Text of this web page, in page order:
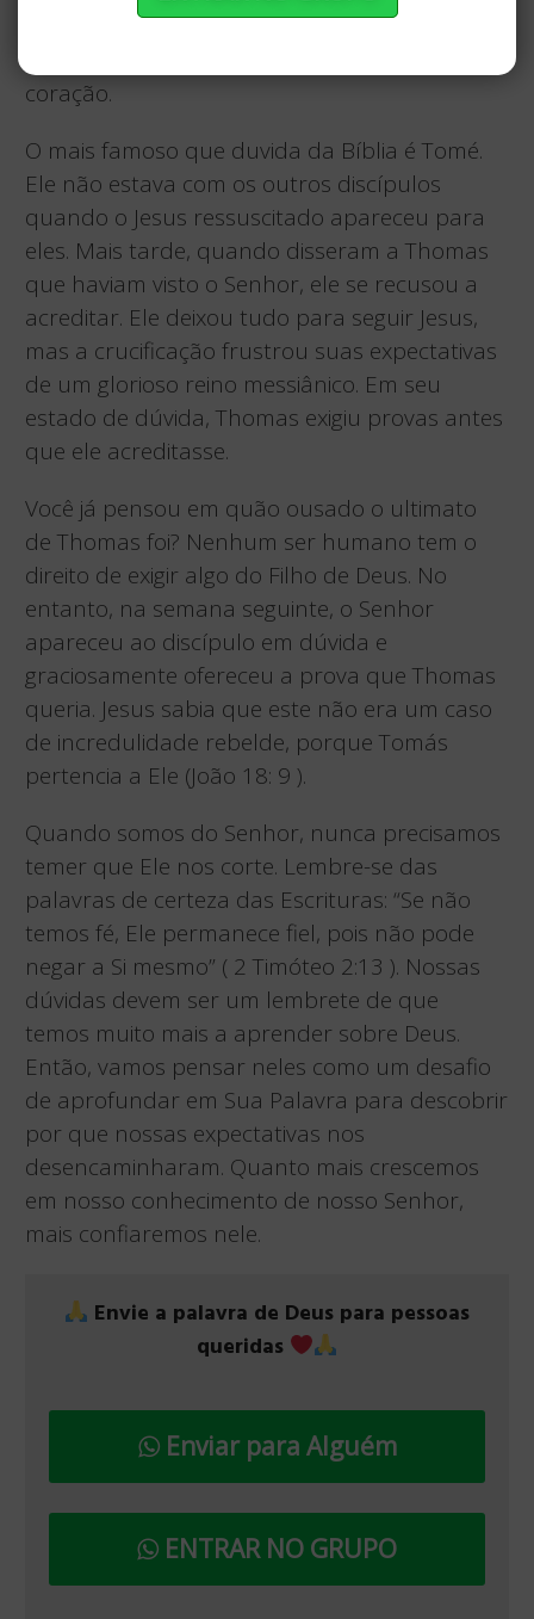
Seu amor e nos perguntamos se Ele
coração.
O mais famoso que duvida da Bíblia é Tomé.
Ele não estava com os outros discípulos
quando o Jesus ressuscitado apareceu para
eles. Mais tarde, quando disseram a Thomas
que haviam visto o Senhor, ele se recusou a
acreditar. Ele deixou tudo para seguir Jesus,
mas a crucificação frustrou suas expectativas
de um glorioso reino messiânico. Em seu
estado de dúvida, Thomas exigiu provas antes
que ele acreditasse.
Você já pensou em quão ousado o ultimato
de Thomas foi? Nenhum ser humano tem o
direito de exigir algo do Filho de Deus. No
entanto, na semana seguinte, o Senhor
apareceu ao discípulo em dúvida e
graciosamente ofereceu a prova que Thomas
queria. Jesus sabia que este não era um caso
de incredulidade rebelde, porque Tomás
pertencia a Ele (João 18: 9 ).
Quando somos do Senhor, nunca precisamos
temer que Ele nos corte. Lembre-se das
palavras de certeza das Escrituras: “Se não
temos fé, Ele permanece fiel, pois não pode
negar a Si mesmo” ( 2 Timóteo 2:13 ). Nossas
dúvidas devem ser um lembrete de que
temos muito mais a aprender sobre Deus.
Então, vamos pensar neles como um desafio
de aprofundar em Sua Palavra para descobrir
por que nossas expectativas nos
desencaminharam. Quanto mais crescemos
em nosso conhecimento de nosso Senhor,
mais confiaremos nele.
Envie a palavra de Deus para pessoas
queridas
Enviar para Alguém
ENTRAR NO GRUPO